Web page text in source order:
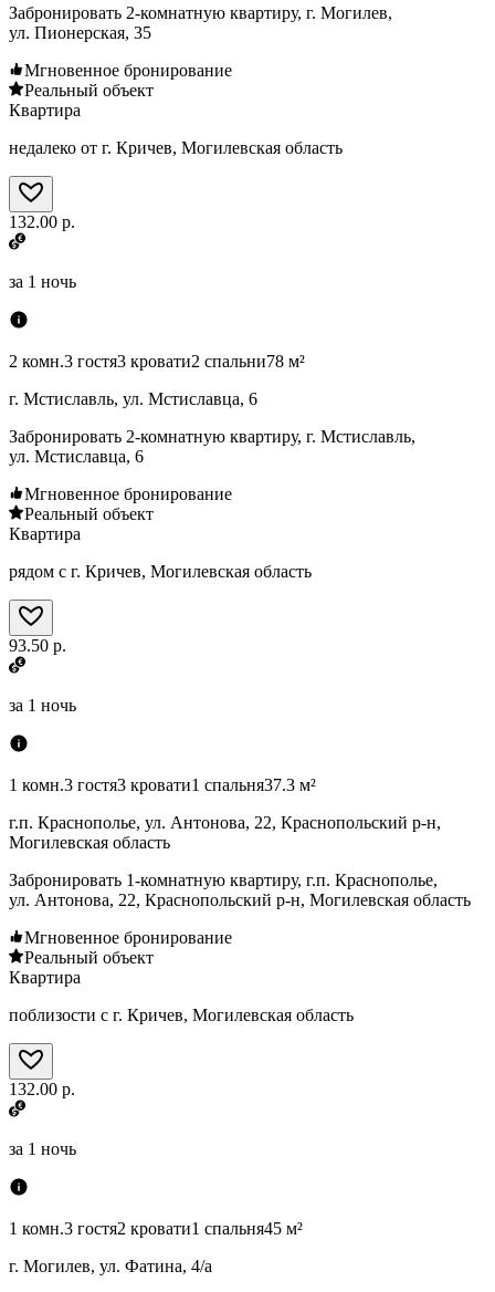
Забронировать 2-комнатную квартиру, г. Могилев,
ул. Пионерская, 35
Мгновенное бронирование
Реальный объект
Квартира
недалеко от г. Кричев, Могилевская область
132.00 р.
за 1 ночь
2 комн.3 гостя3 кровати2 спальни78 м²
г. Мстиславль, ул. Мстиславца, 6
Забронировать 2-комнатную квартиру, г. Мстиславль,
ул. Мстиславца, 6
Мгновенное бронирование
Реальный объект
Квартира
рядом с г. Кричев, Могилевская область
93.50 р.
за 1 ночь
1 комн.3 гостя3 кровати1 спальня37.3 м²
г.п. Краснополье, ул. Антонова, 22, Краснопольский р-н,
Могилевская область
Забронировать 1-комнатную квартиру, г.п. Краснополье,
ул. Антонова, 22, Краснопольский р-н, Могилевская область
Мгновенное бронирование
Реальный объект
Квартира
поблизости с г. Кричев, Могилевская область
132.00 р.
за 1 ночь
1 комн.3 гостя2 кровати1 спальня45 м²
г. Могилев, ул. Фатина, 4/а